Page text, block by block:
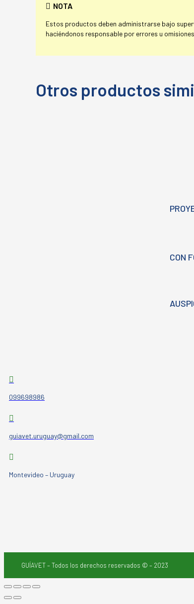
NOTA
Estos productos deben administrarse bajo
haciéndonos responsable por errores u omisiones
Otros productos
CON
099698986
guiavet.uruguay@gmail.com
Montevideo – Uruguay
GUÍAVET – Todos los derechos reservados © – 2023